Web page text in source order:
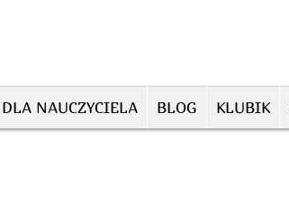
DLA NAUCZYCIELA BLOG KLUBIK